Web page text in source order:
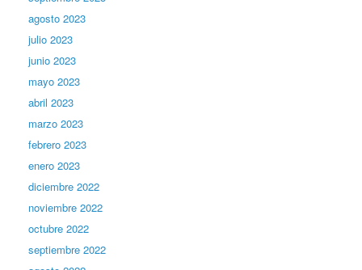
agosto 2023
julio 2023
junio 2023
mayo 2023
abril 2023
marzo 2023
febrero 2023
enero 2023
diciembre 2022
noviembre 2022
octubre 2022
septiembre 2022